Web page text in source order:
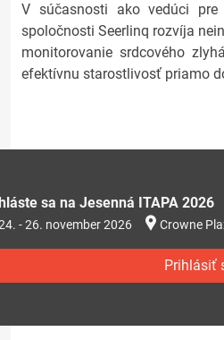
V súčasnosti ako vedúci
spoločnosti Seerlinq rozvíja
monitorovanie srdcového
efektívnu starostlivosť priamo
sa na Jesenná ITAPA 2026
- 26. november 2026 Crowne
Prihlásiť